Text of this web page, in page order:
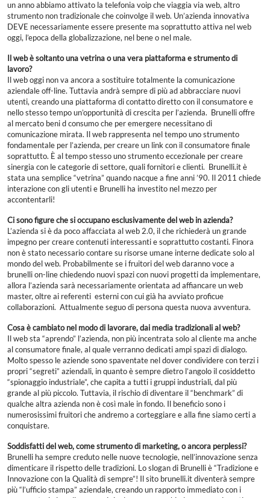
un anno abbiamo attivato la telefonia voip che viaggia via web, altro
strumento non tradizionale che coinvolge il web. Un’azienda innovativa
DEVE necessariamente essere presente ma soprattutto attiva nel web
oggi, l’epoca della globalizzazione, nel bene o nel male.
Il web è soltanto una vetrina o una vera piattaforma e strumento di
lavoro?
Il web oggi non va ancora a sostituire totalmente la comunicazione
aziendale off-line. Tuttavia andrà sempre di più ad abbracciare nuovi
utenti, creando una piattaforma di contatto diretto con il consumatore e
nello stesso tempo un’opportunità di crescita per l’azienda. Brunelli offre
al mercato beni d consumo che per emergere necessitano di
comunicazione mirata. Il web rappresenta nel tempo uno strumento
fondamentale per l’azienda, per creare un link con il consumatore finale
soprattutto. È al tempo stesso uno strumento eccezionale per creare
sinergia con le categorie di settore, quali fornitori e clienti. Brunelli.it è
stata una semplice “vetrina” quando nacque a fine anni ’90. Il 2011 chiede
interazione con gli utenti e Brunelli ha investito nel mezzo per
accontentarli!
Ci sono figure che si occupano esclusivamente del web in azienda?
L’azienda si è da poco affacciata al web 2.0, il che richiederà un grande
impegno per creare contenuti interessanti e soprattutto costanti. Finora
non è stato necessario contare su risorse umane interne dedicate solo al
mondo del web. Probabilmente se i fruitori del web daranno voce a
brunelli on-line chiedendo nuovi spazi con nuovi progetti da implementare,
allora l’azienda sarà necessariamente orientata ad affiancare un web
master, oltre ai referenti esterni con cui già ha avviato proficue
collaborazioni. Attualmente seguo di persona questa nuova avventura.
Cosa è cambiato nel modo di lavorare, dai media tradizionali al web?
Il web sta “aprendo” l’azienda, non più incentrata solo al cliente ma anche
al consumatore finale, al quale verranno dedicati ampi spazi di dialogo.
Molto spesso le aziende sono spaventate nel dover condividere con terzi i
propri “segreti” aziendali, in quanto è sempre dietro l’angolo il cosiddetto
“spionaggio industriale”, che capita a tutti i gruppi industriali, dal più
grande al più piccolo. Tuttavia, il rischio di diventare il “benchmark” di
qualche altra azienda non è così male in fondo. Il beneficio sono i
numerosissimi fruitori che andremo a corteggiare e alla fine siamo certi a
conquistare.
Soddisfatti del web, come strumento di marketing, o ancora perplessi?
Brunelli ha sempre creduto nelle nuove tecnologie, nell’innovazione senza
dimenticare il rispetto delle tradizioni. Lo slogan di Brunelli è “Tradizione e
Innovazione con la Qualità di sempre”! Il sito brunelli.it diventerà sempre
più “l’ufficio stampa” aziendale, creando un rapporto immediato con i